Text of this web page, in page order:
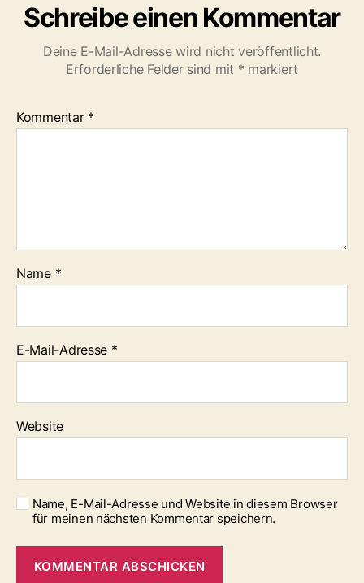
Schreibe einen Kommentar
Deine E-Mail-Adresse wird nicht veröffentlicht.
Erforderliche Felder sind mit * markiert
Kommentar *
Name *
E-Mail-Adresse *
Website
Name, E-Mail-Adresse und Website in diesem Browser
für meinen nächsten Kommentar speichern.